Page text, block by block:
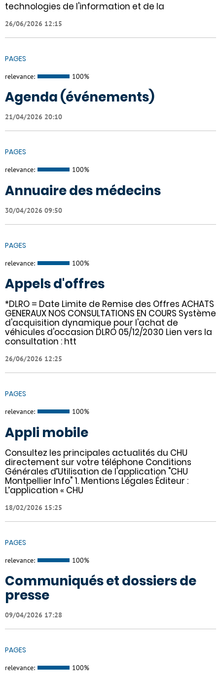
technologies de l'information et de la
26/06/2026 12:15
PAGES
relevance: 100%
Agenda (événements)
21/04/2026 20:10
PAGES
relevance: 100%
Annuaire des médecins
30/04/2026 09:50
PAGES
relevance: 100%
Appels d'offres
*DLRO = Date Limite de Remise des Offres ACHATS
GENERAUX NOS CONSULTATIONS EN COURS Système
d'acquisition dynamique pour l'achat de
véhicules d'occasion DLRO 05/12/2030 Lien vers la
consultation : htt
26/06/2026 12:25
PAGES
relevance: 100%
Appli mobile
Consultez les principales actualités du CHU
directement sur votre téléphone Conditions
Générales d’Utilisation de l'application "CHU
Montpellier Info" 1. Mentions Légales Éditeur :
L’application « CHU
18/02/2026 15:25
PAGES
relevance: 100%
Communiqués et dossiers de
presse
09/04/2026 17:28
PAGES
relevance: 100%